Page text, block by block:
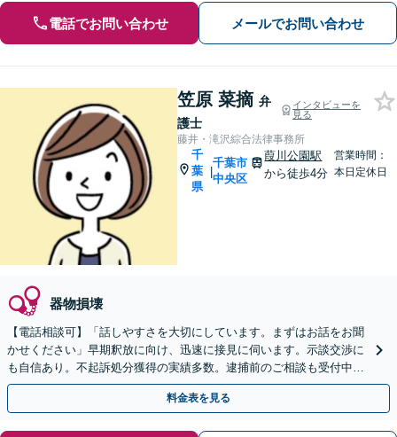
電話でお問い合わせ メールでお問い合わせ
笠原 菜摘 弁
護士
インタビューを
見る
藤井・滝沢綜合法律事務所
千
葉
県
|
千葉市
中央区
葭川公園駅
から徒歩4分
営業時間：
本日定休日
器物損壊
【電話相談可】「話しやすさを大切にしています。まずはお話をお聞
かせください」早期釈放に向け、迅速に接見に伺います。示談交渉に
も自信あり。不起訴処分獲得の実績多数。逮捕前のご相談も受付中
【夜間・休日面談可】【葭川公園駅5分】
料金表を見る